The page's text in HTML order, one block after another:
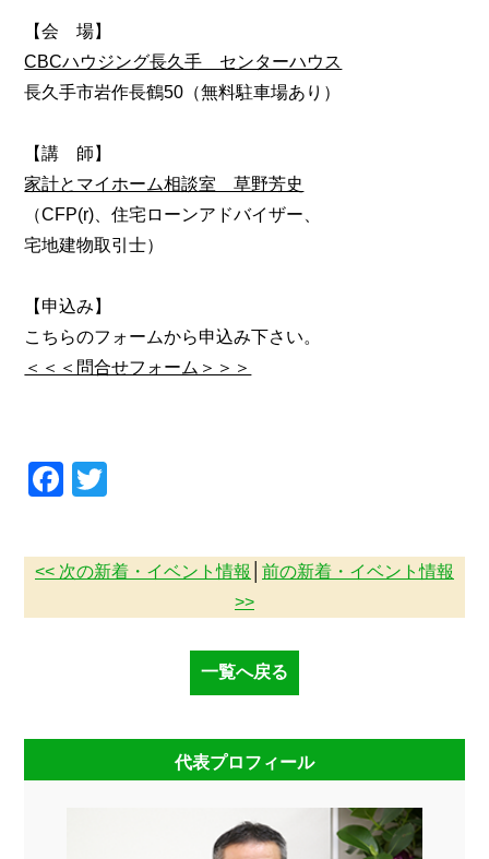
【会 場】
CBCハウジング長久手 センターハウス
長久手市岩作長鶴50（無料駐車場あり）
【講 師】
家計とマイホーム相談室 草野芳史
（CFP(r)、住宅ローンアドバイザー、
宅地建物取引士）
【申込み】
こちらのフォームから申込み下さい。
＜＜＜問合せフォーム＞＞＞
Facebook
<< 次の新着・イベント情報
前の新着・イベント情報
>>
一覧へ戻る
代表プロフィール